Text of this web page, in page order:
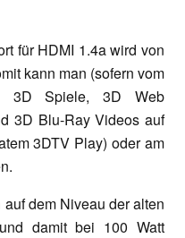
für HDMI 1.4a wird von
kann man (sofern vom
3D Spiele, 3D Web
3D Blu-Ray Videos auf
3DTV Play) oder am
dem Niveau der alten
damit bei 100 Watt